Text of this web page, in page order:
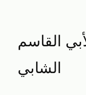
القاسم
الشابي